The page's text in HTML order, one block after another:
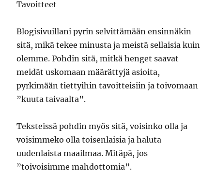
Tavoitteet
Blogisivuillani pyrin selvittämään ensinnäkin
sitä, mikä tekee minusta ja meistä sellaisia kuin
olemme. Pohdin sitä, mitkä henget saavat
meidät uskomaan määrättyjä asioita,
pyrkimään tiettyihin tavoitteisiin ja toivomaan
”kuuta taivaalta”.
Teksteissä pohdin myös sitä, voisinko olla ja
voisimmeko olla toisenlaisia ja haluta
uudenlaista maailmaa. Mitäpä, jos
”toivoisimme mahdottomia”.